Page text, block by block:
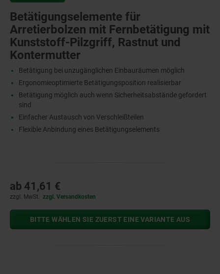
Betätigungselemente für
Arretierbolzen mit Fernbetätigung mit
Kunststoff-Pilzgriff, Rastnut und
Kontermutter
Betätigung bei unzugänglichen Einbauräumen möglich
Ergonomieoptimierte Betätigungsposition realisierbar
Betätigung möglich auch wenn Sicherheitsabstände gefordert
sind
Einfacher Austausch von Verschleißteilen
Flexible Anbindung eines Betätigungselements
ab 41,61 €
zzgl. MwSt. zzgl. Versandkosten
BITTE WÄHLEN SIE ZUERST EINE VARIANTE AUS